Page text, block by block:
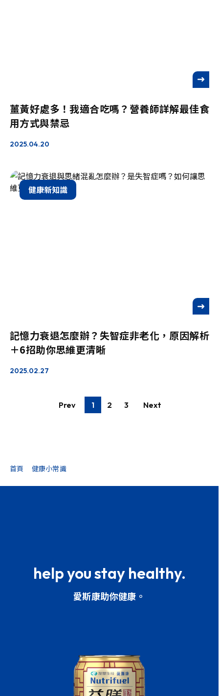
薑黃好處多！我適合吃嗎？營養師詳解最佳食
用方式與禁忌
2025.04.20
健康新知識
記憶力衰退怎麼辦？失智症非老化，原因解析
＋6招助你思維更清晰
2025.02.27
Prev 1 2 3 Next
首頁 健康小常識
help you stay healthy.
愛斯康助你健康。